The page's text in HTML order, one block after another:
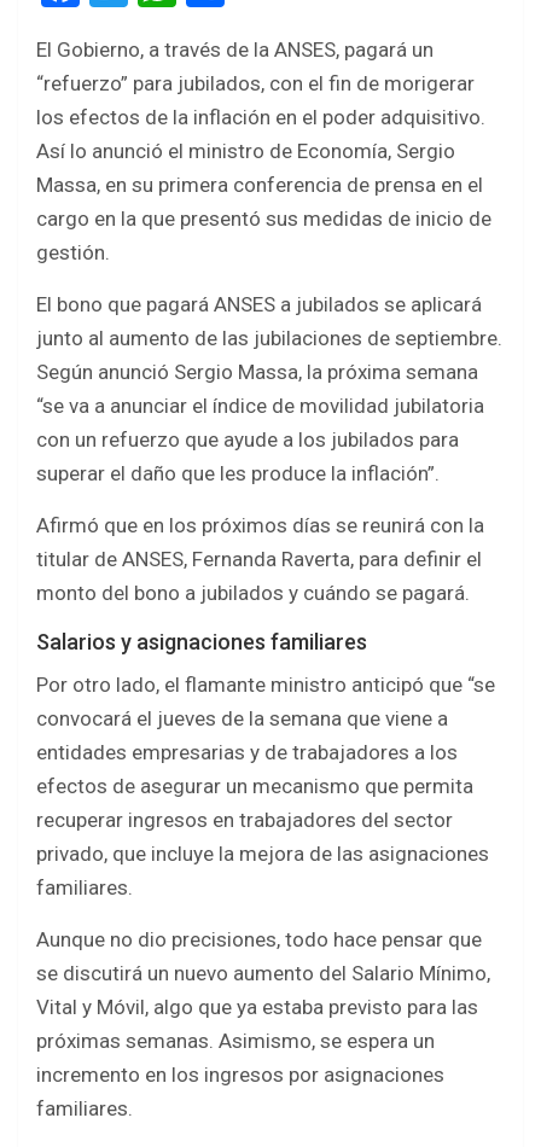
ce
b
o
o
k
tt
er
at
s
A
p
p
ar
e
El Gobierno, a través de la ANSES, pagará un
“refuerzo” para jubilados, con el fin de morigerar
los efectos de la inflación en el poder adquisitivo.
Así lo anunció el ministro de Economía, Sergio
Massa, en su primera conferencia de prensa en el
cargo en la que presentó sus medidas de inicio de
gestión.
El bono que pagará ANSES a jubilados se aplicará
junto al aumento de las jubilaciones de septiembre.
Según anunció Sergio Massa, la próxima semana
“se va a anunciar el índice de movilidad jubilatoria
con un refuerzo que ayude a los jubilados para
superar el daño que les produce la inflación”.
Afirmó que en los próximos días se reunirá con la
titular de ANSES, Fernanda Raverta, para definir el
monto del bono a jubilados y cuándo se pagará.
Salarios y asignaciones familiares
Por otro lado, el flamante ministro anticipó que “se
convocará el jueves de la semana que viene a
entidades empresarias y de trabajadores a los
efectos de asegurar un mecanismo que permita
recuperar ingresos en trabajadores del sector
privado, que incluye la mejora de las asignaciones
familiares.
Aunque no dio precisiones, todo hace pensar que
se discutirá un nuevo aumento del Salario Mínimo,
Vital y Móvil, algo que ya estaba previsto para las
próximas semanas. Asimismo, se espera un
incremento en los ingresos por asignaciones
familiares.